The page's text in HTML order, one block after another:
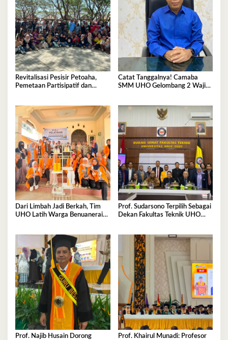
Revitalisasi Pesisir Petoaha,
Pemetaan Partisipatif dan
Catat Tanggalnya! Camaba
SMM UHO Gelombang 2 Wajib
Dari Limbah Jadi Berkah, Tim
UHO Latih Warga Benuanerai
Prof. Sudarsono Terpilih Sebagai
Dekan Fakultas Teknik UHO
Prof. Najib Husain Dorong
Prof. Khairul Munadi: Profesor